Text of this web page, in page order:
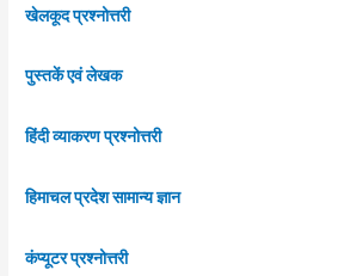
खेलकूद प्रश्नोत्तरी
पुस्तकें एवं लेखक
हिंदी व्याकरण प्रश्नोत्तरी
हिमाचल प्रदेश सामान्य ज्ञान
कंप्यूटर प्रश्नोत्तरी